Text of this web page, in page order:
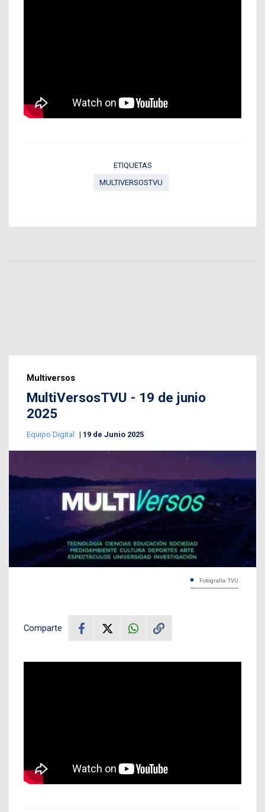
ETIQUETAS
MULTIVERSOSTVU
Multiversos
MultiVersosTVU - 19 de junio
2025
Equipo Digital 19 de Junio 2025
Fotografía: TVU
Comparte